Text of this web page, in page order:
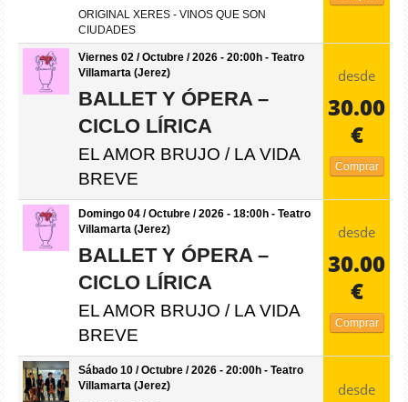
ORIGINAL XERES - VINOS QUE SON
CIUDADES
Viernes 02 / Octubre / 2026 - 20:00h - Teatro
Villamarta (Jerez)
BALLET Y ÓPERA –
CICLO LÍRICA
EL AMOR BRUJO / LA VIDA
BREVE
desde
30.00
€
Comprar
Domingo 04 / Octubre / 2026 - 18:00h - Teatro
Villamarta (Jerez)
BALLET Y ÓPERA –
CICLO LÍRICA
EL AMOR BRUJO / LA VIDA
BREVE
desde
30.00
€
Comprar
Sábado 10 / Octubre / 2026 - 20:00h - Teatro
Villamarta (Jerez)
desde